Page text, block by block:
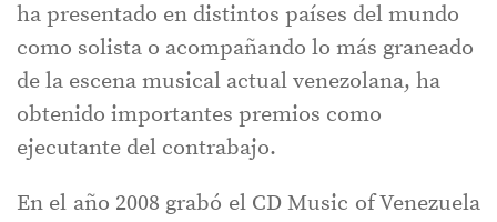
ha presentado en distintos países del mundo
como solista o acompañando lo más graneado
de la escena musical actual venezolana, ha
obtenido importantes premios como
ejecutante del contrabajo.
En el año 2008 grabó el CD Music of Venezuela